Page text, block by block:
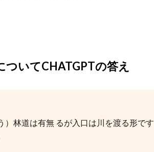
いてCHATGPTの答え
）林道は有無 るが入口は川を渡る形です